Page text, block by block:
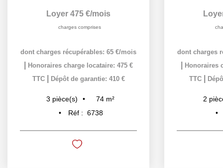
Loyer 475 €/mois
charges comprises
dont charges récupérables: 65 €/mois
Honoraires charge locataire: 475 €
TTC
Dépôt de garantie: 410 €
3 pièce(s) 74 m²
Réf : 6738
dont charges
Honoraires
TTC
2